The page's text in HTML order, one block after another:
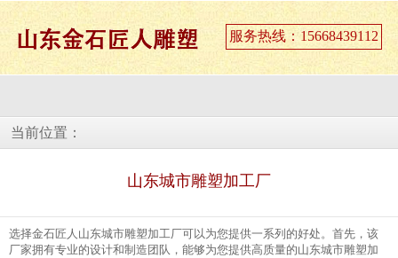
服务热线：15668439112
当前位置：
山东城市雕塑加工厂
选择金石匠人山东城市雕塑加工厂可以为您提供一系列的好处。首先，该
厂家拥有专业的设计和制造团队，能够为您提供高质量的山东城市雕塑加